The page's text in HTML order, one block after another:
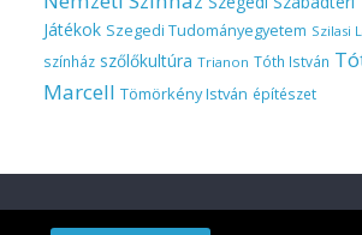
Játékok Szegedi Tudományegyetem Szilasi
színház szőlőkultúra Trianon Tóth István
Marcell Tömörkény István építészet